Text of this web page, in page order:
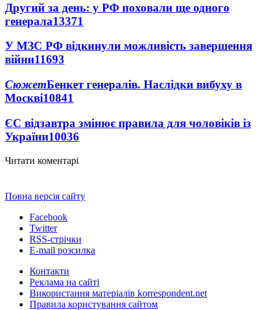
Другий за день: у РФ поховали ще одного
генерала13371
У МЗС РФ відкинули можливість завершення
війни11693
СюжетБенкет генералів. Наслідки вибуху в
Москві10841
ЄС відзавтра змінює правила для чоловіків із
України10036
Читати коментарі
Повна версія сайту
Facebook
Twitter
RSS-стрічки
E-mail розсилка
Контакти
Реклама на сайті
Використання матеріалів korrespondent.net
Правила користування сайтом